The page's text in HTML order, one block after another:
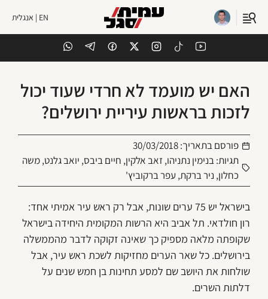
EN | אנגלית
האם יש מועמד לא חרדי שעוד יכול
לזכות בראשות עיריית ירושלים?
פורסם בתאריך:30/03/2018
תגיות:בנימין נתניהו,זאב אלקין, חיים ביבס, יואב גלנט,משה
כחלון, ניר ברקת,עפר ברקוביץ'
בישראל יש 75 ערים שונות, אבל רק ראש עיר אמיתי אחד:
רון חולדאי. תל אביב היא הרשות המקומית היחידה בישראל
שקופתה מלאה מספיק כך שאינה זקוקה לדבר מהממשלה
בירושלים. כל שאר הערים מחזיקות לשכת ראש עיר, אבל
שולחות את היושב שם למסע תחינות בן חמש שנים על
דלתות השרים.